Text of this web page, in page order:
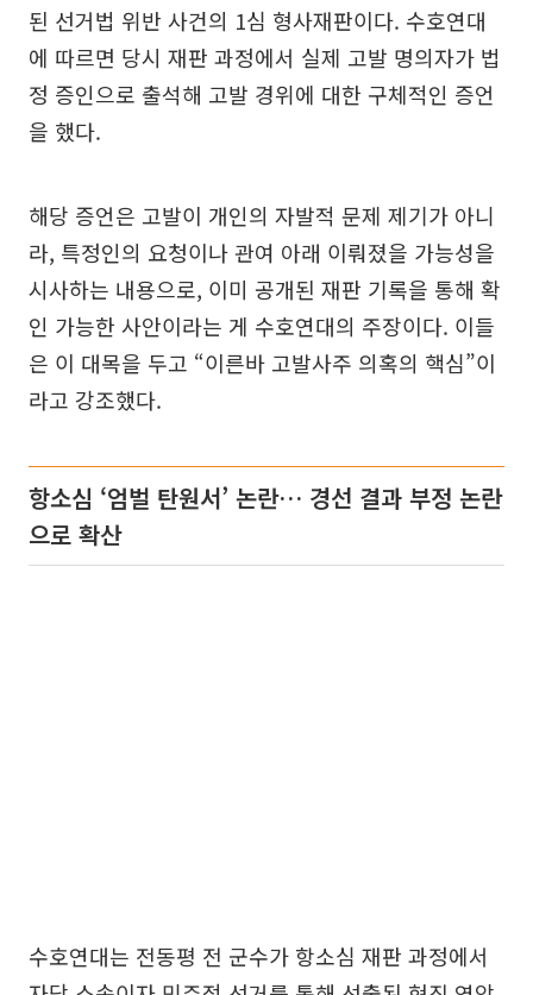
된 선거법 위반 사건의 1심 형사재판이다. 수호연대
에 따르면 당시 재판 과정에서 실제 고발 명의자가 법
정 증인으로 출석해 고발 경위에 대한 구체적인 증언
을 했다.
해당 증언은 고발이 개인의 자발적 문제 제기가 아니
라, 특정인의 요청이나 관여 아래 이뤄졌을 가능성을
시사하는 내용으로, 이미 공개된 재판 기록을 통해 확
인 가능한 사안이라는 게 수호연대의 주장이다. 이들
은 이 대목을 두고 “이른바 고발사주 의혹의 핵심”이
라고 강조했다.
항소심 ‘엄벌 탄원서’ 논란… 경선 결과 부정 논란
으로 확산
수호연대는 전동평 전 군수가 항소심 재판 과정에서